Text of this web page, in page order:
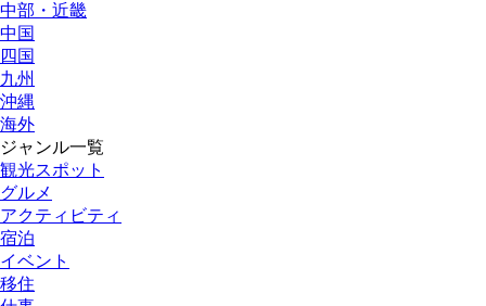
中部・近畿
中国
四国
九州
沖縄
海外
ジャンル一覧
観光スポット
グルメ
アクティビティ
宿泊
イベント
移住